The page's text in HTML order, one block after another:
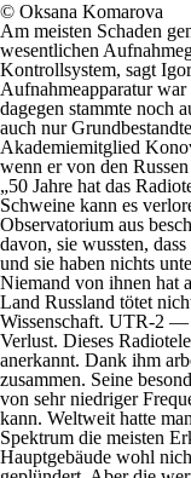
© Oksana Komarova
Am meisten Schaden
wesentlichen
Kontrollsystem, sagt
Aufnahmeapparatur war
dagegen stammte noch
auch nur
Akademiemitglied
wenn er von den
„50 Jahre hat das
Schweine kann es
Observatorium aus
davon, sie wussten,
und sie haben nichts
Niemand von ihnen hat
Land Russland tötet
Wissenschaft. UTR-2 —
Verlust. Dieses
anerkannt. Dank ihm
zusammen. Seine
von sehr niedriger
kann. Weltweit hatte
Spektrum die meisten
Hauptgebäude wohl